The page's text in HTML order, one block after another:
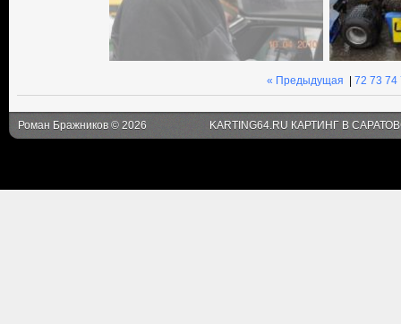
« Предыдущая 72 73 74
Роман Бражников © 2026 KARTING64.RU КАРТИНГ В